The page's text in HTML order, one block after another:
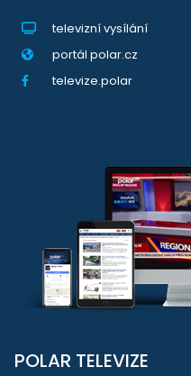
televizní vysílání
portál polar.cz
televize.polar
POLAR TELEVIZE